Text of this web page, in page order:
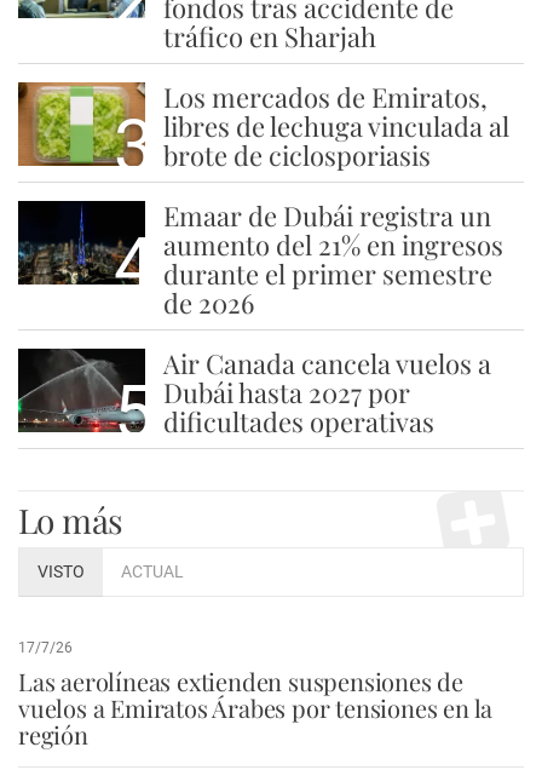
fondos tras accidente de
tráfico en Sharjah
3
Los mercados de Emiratos,
libres de lechuga vinculada al
brote de ciclosporiasis
4
Emaar de Dubái registra un
aumento del 21% en ingresos
durante el primer semestre
de 2026
5
Air Canada cancela vuelos a
Dubái hasta 2027 por
dificultades operativas
Lo más
VISTO ACTUAL
17/7/26
Las aerolíneas extienden suspensiones de
vuelos a Emiratos Árabes por tensiones en la
región